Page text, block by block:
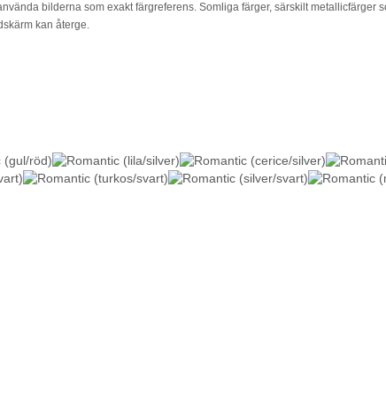
bilderna som exakt färgreferens. Somliga färger, särskilt metallicfärger
kan återge.